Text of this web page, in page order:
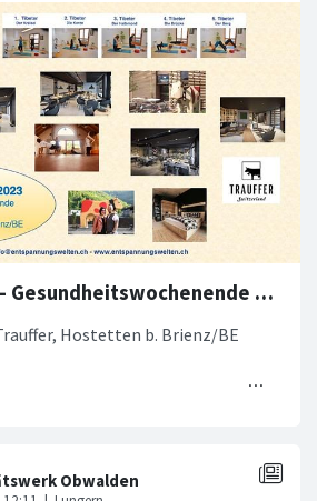
Fünf «Tibeter»®- Gesundheitswochenende vom 09. – 10. Dezember 2023
Hostetten b. Brienz/BE